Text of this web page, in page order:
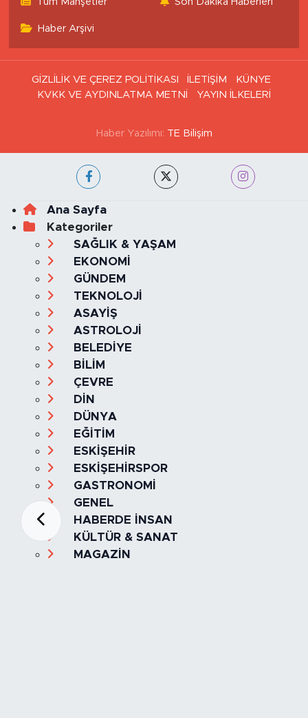
Haber Arşivi
GİZLİLİK VE ÇEREZ POLİTİKASI İLETİŞİM
KÜNYE
KVKK VE AYDINLATMA METNİ
YAYIN İLKELERİ
Haber Yazılımı: TE Bilişim
Ana Sayfa
Kategoriler
SAĞLIK & YAŞAM
EKONOMİ
GÜNDEM
TEKNOLOJİ
ASAYİŞ
ASTROLOJİ
BELEDİYE
BİLİM
ÇEVRE
DİN
DÜNYA
EĞİTİM
ESKİŞEHİR
ESKİŞEHİRSPOR
GASTRONOMİ
GENEL
HABERDE İNSAN
KÜLTÜR & SANAT
MAGAZİN